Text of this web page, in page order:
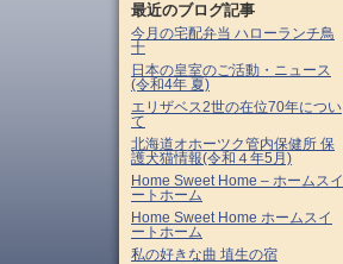
最近のブログ記事
今月の宅配弁当 ハローランチ鳥
十
日本の皇室のご活動・ニュース
(令和4年 夏)
エリザベス2世の在位70年につい
て
北海道オホーツク管内保健所 保
護犬猫情報(令和４年5月)
Home Sweet Home – ホームスイ
ートホーム
Home Sweet Home ホームスイ
ートホーム
私の好きな曲 埴生の宿